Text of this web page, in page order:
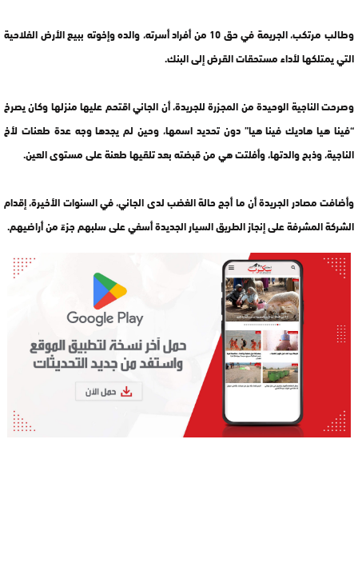
وطالب مرتكب، الجريمة في حق 10 من أفراد أسرته، والده وإخوته ببيع الأرض الفلاحية
التي يمتلكها لأداء مستحقات القرض إلى البنك.
وصرحت الناجية الوحيدة من المجزرة للجريدة، أن الجاني اقتحم عليها منزلها وكان يصرخ
“فينا هيا هاديك فينا هيا” دون تحديد اسمها، وحين لم يجدها وجه عدة طعنات لأخ
الناجية، وذبح والدتها، وأفلتت هي من قبضته بعد تلقيها طعنة على مستوى العين.
وأضافت مصادر الجريدة أن ما أجج حالة الغضب لدى الجاني، في السنوات الأخيرة، إقدام
الشركة المشرفة على إنجاز الطريق السيار الجديدة أسفي على سلبهم جزءً من أراضيهم.